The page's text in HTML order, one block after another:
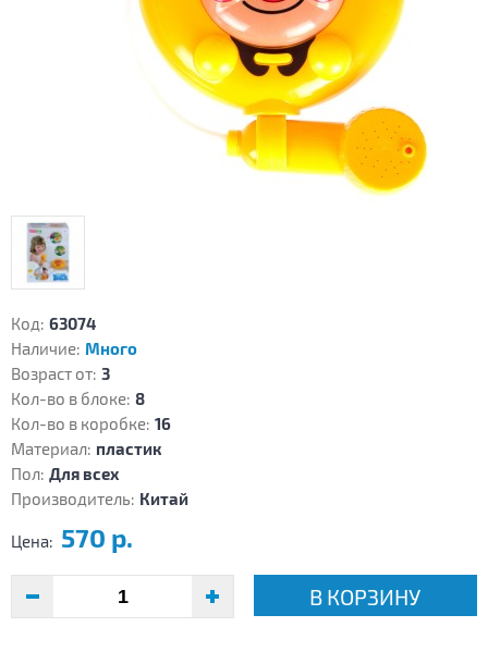
Код: 63074
Наличие: Много
Возраст от: 3
Кол-во в блоке: 8
Кол-во в коробке: 16
Материал: пластик
Пол: Для всех
Производитель: Китай
Цена: 570 р.
В КОРЗИНУ